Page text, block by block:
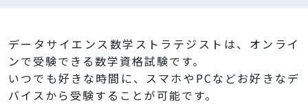
データサイエンス数学ストラテジストは、オンライ
ンで受験できる数学資格試験です。
いつでも好きな時間に、スマホやPCなどお好きなデ
バイスから受験することが可能です。